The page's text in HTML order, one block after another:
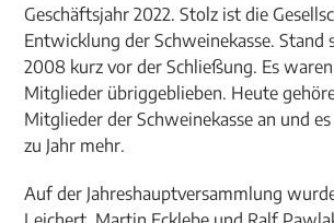
Geschäftsjahr 2022. Stolz ist die
Entwicklung der Schweinekasse. Stand
2008 kurz vor der Schließung. Es
Mitglieder übriggeblieben. Heute
Mitglieder der Schweinekasse an und
zu Jahr mehr.
Auf der Jahreshauptversammlung